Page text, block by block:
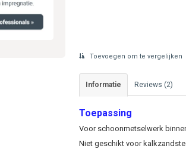
Toevoegen om te vergelijken
Informatie Reviews (2)
Toepassing
Voor schoonmetselwerk
Niet geschikt voor